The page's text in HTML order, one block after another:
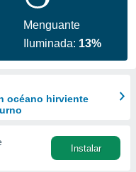
Menguante
Iluminada: 13%
océano hirviente
Instalar